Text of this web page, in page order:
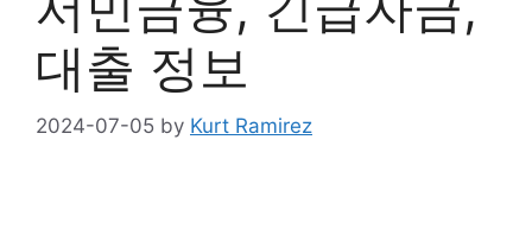
대출 정보
2024-07-05 by Kurt Ramirez